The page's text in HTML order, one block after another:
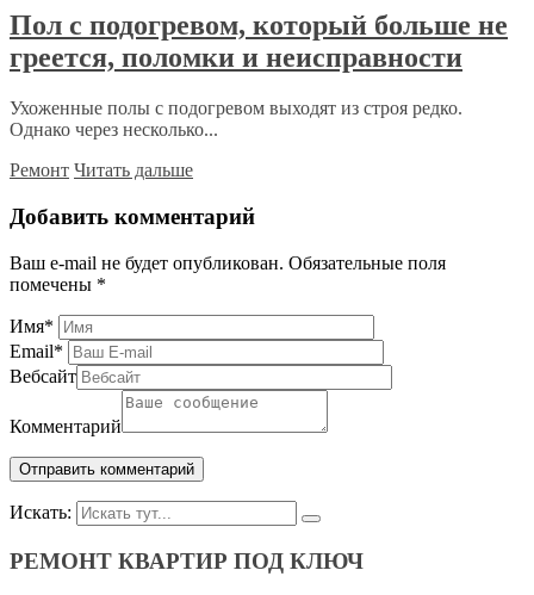
Пол с подогревом, который больше не
греется, поломки и неисправности
Ухоженные полы с подогревом выходят из строя редко.
Однако через несколько...
Ремонт Читать дальше
Добавить комментарий
Ваш e-mail не будет опубликован. Обязательные поля
помечены *
Имя*
Email*
Вебсайт
Комментарий
Искать:
РЕМОНТ КВАРТИР ПОД КЛЮЧ